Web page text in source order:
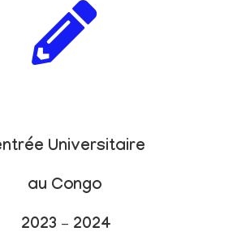
Universitaire
au Congo
2023 – 2024